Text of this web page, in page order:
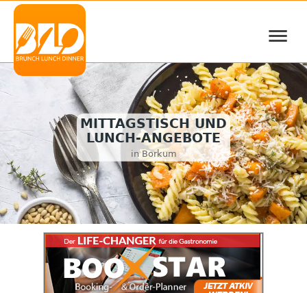
≡
MITTAGSTISCH UND
LUNCH-ANGEBOTE
in Borkum